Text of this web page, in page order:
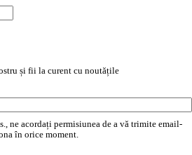
și fii la curent cu noutățile
ne acordați permisiunea de a vă trimite email-
în orice moment.